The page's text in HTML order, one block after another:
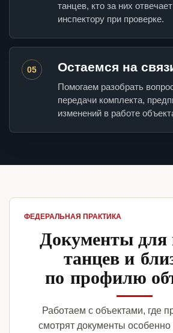
танцев, кто за них
инспектору при проверке.
05 Остаемся на
Помогаем разобрать
передачи комплекта,
изменений в работе
ФЕДЕРАЛЬНАЯ ПРАКТИКА
Документы
танцев и
по профилю
Работаем с объектами, где
смотрят документы